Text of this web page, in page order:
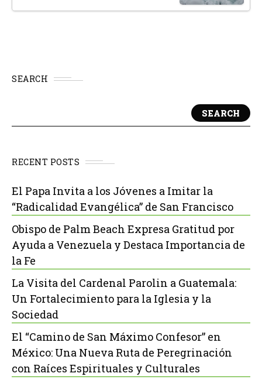
SEARCH
SEARCH
RECENT POSTS
El Papa Invita a los Jóvenes a Imitar la
“Radicalidad Evangélica” de San Francisco
Obispo de Palm Beach Expresa Gratitud por
Ayuda a Venezuela y Destaca Importancia de
la Fe
La Visita del Cardenal Parolin a Guatemala:
Un Fortalecimiento para la Iglesia y la
Sociedad
El “Camino de San Máximo Confesor” en
México: Una Nueva Ruta de Peregrinación
con Raíces Espirituales y Culturales